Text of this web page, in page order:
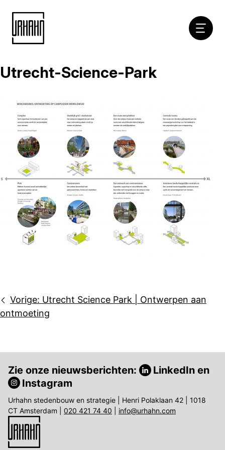
Naar
Utrecht-Science-Park
Bericht
navigatie
Vorige: Utrecht Science Park | Ontwerpen aan
ontmoeting
Zie onze nieuwsberichten: LinkedIn en
Instagram
Urhahn stedenbouw en strategie | Henri Polaklaan 42 | 1018
CT Amsterdam | 020 421 74 40 info@urhahn.com